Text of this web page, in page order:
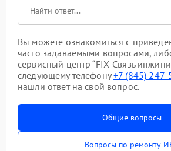
Вы можете ознакомиться с
часто задаваемыми вопросами,
сервисный центр “FIX-Связь
следующему телефону+7 (845)
нашли ответ на свой вопрос.
Общие вопросы
Вопросы по ремонту